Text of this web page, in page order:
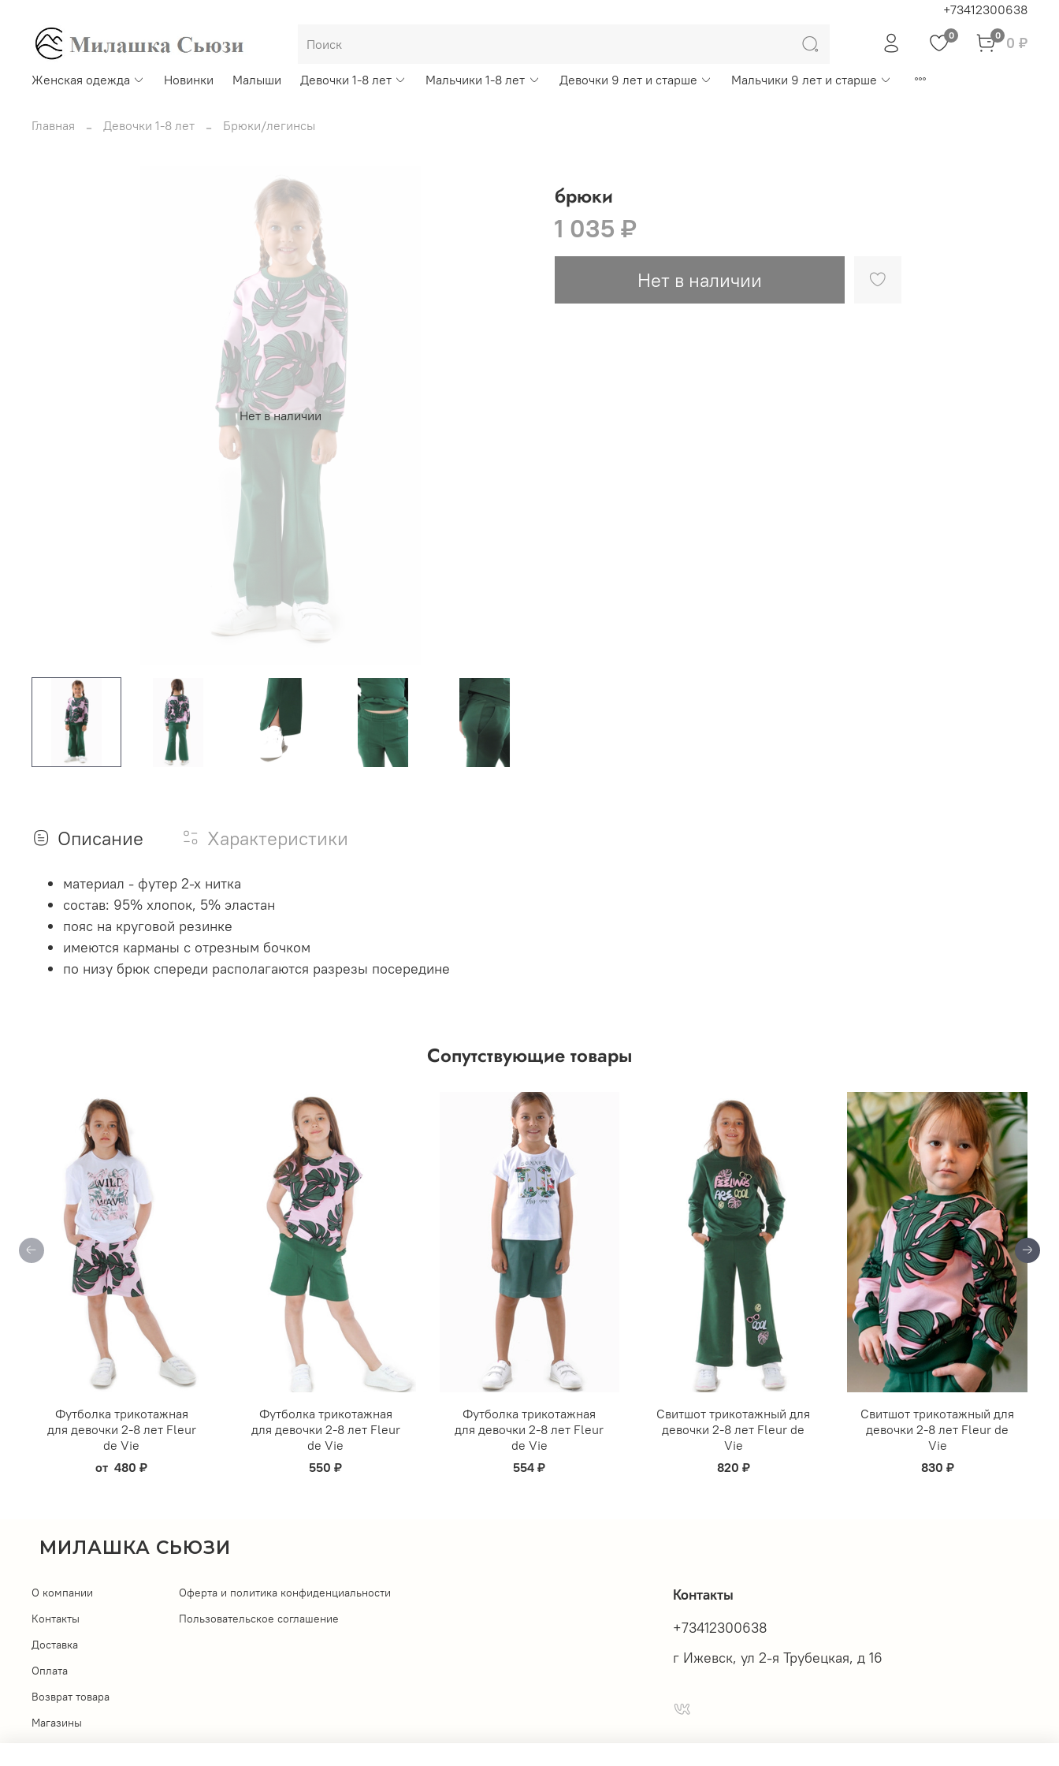
+73412300638
0 0 0 ₽
Женская одежда Новинки Малыши Девочки 1-8 лет Мальчики 1-8 лет Девочки 9 лет и старше Мальчики 9 лет и старше
Главная Девочки 1-8 лет Брюки/легинсы
Нет в наличии
брюки
1 035 ₽
Нет в наличии
Описание Характеристики
материал - футер 2-х нитка
состав: 95% хлопок, 5% эластан
пояс на круговой резинке
имеются карманы с отрезным бочком
по низу брюк спереди располагаются разрезы посередине
Сопутствующие товары
Футболка трикотажная
для девочки 2-8 лет Fleur
de Vie
от 480 ₽
Футболка трикотажная
для девочки 2-8 лет Fleur
de Vie
550 ₽
Футболка трикотажная
для девочки 2-8 лет Fleur
de Vie
554 ₽
Свитшот трикотажный для
девочки 2-8 лет Fleur de
Vie
820 ₽
Свитшот трикотажный для
девочки 2-8 лет Fleur de
Vie
830 ₽
МИЛАШКА СЬЮЗИ
О компании
Контакты
Доставка
Оплата
Возврат товара
Магазины
Оферта и политика конфиденциальности
Пользовательское соглашение
Контакты
+73412300638
г Ижевск, ул 2-я Трубецкая, д 16